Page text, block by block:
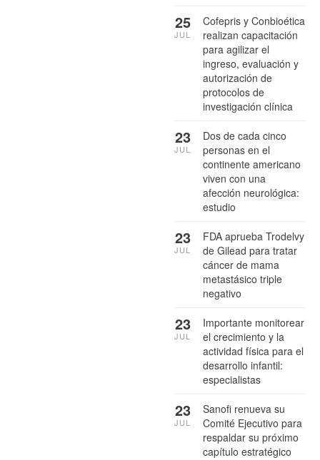
Cofepris y Conbioética
realizan capacitación
para agilizar el
ingreso, evaluación y
autorización de
protocolos de
investigación clínica
25
JUL
Dos de cada cinco
personas en el
continente americano
viven con una
afección neurológica:
estudio
23
JUL
FDA aprueba Trodelvy
de Gilead para tratar
cáncer de mama
metastásico triple
negativo
23
JUL
Importante monitorear
el crecimiento y la
actividad física para el
desarrollo infantil:
especialistas
23
JUL
Sanofi renueva su
Comité Ejecutivo para
respaldar su próximo
capítulo estratégico
23
JUL